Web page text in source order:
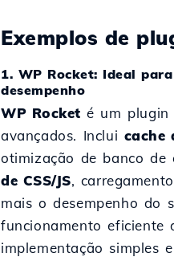
Exemplos de
1. WP Rocket: Ideal
desempenho
WP Rocket é um plugin
avançados. Inclui cache
otimização de banco de
de CSS/JS,
mais o desempenho do
funcionamento eficiente
implementação simples